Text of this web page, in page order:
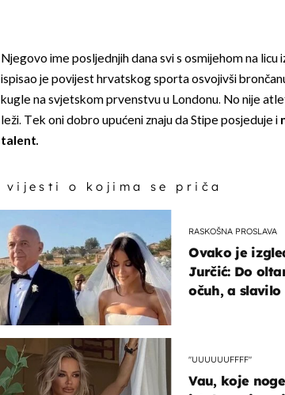
Njegovo ime posljednjih dana svi s osmijehom na licu
ispisao je povijest hrvatskog sporta osvojivši
kugle na svjetskom prvenstvu u Londonu. No nije
leži. Tek oni dobro upućeni znaju da Stipe posjeduje i
talent.
vijesti o kojima se priča
RASKOŠNA PROSLAVA
Ovako je
Jurčić: Do
očuh, a
"UUUUUUFFFF"
Vau, koje